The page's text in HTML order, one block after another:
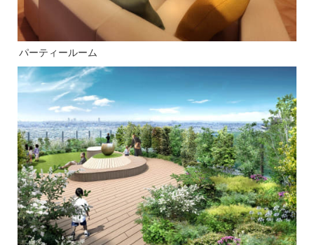
パーティールーム